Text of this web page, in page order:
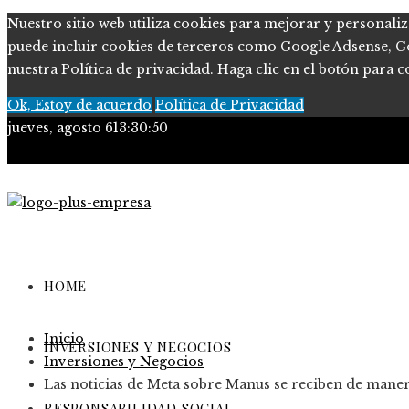
Nuestro sitio web utiliza cookies para mejorar y
puede incluir cookies de terceros como Google Adsense,
nuestra Política de privacidad. Haga clic en el botón para
Ok, Estoy de acuerdo Política de Privacidad
jueves, agosto 613:30:51
HOME
INVERSIONES Y NEGOCIOS
Inicio
Inversiones y Negocios
Las noticias de Meta sobre Manus se reciben de